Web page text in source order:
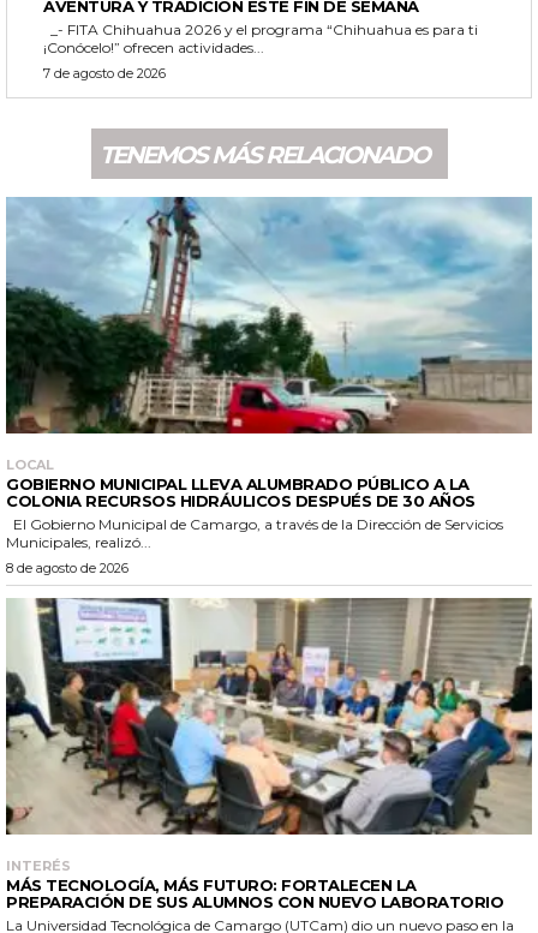
AVENTURA Y TRADICIÓN ESTE FIN DE SEMANA
¡Conócelo!” ofrecen actividades...
7 de agosto de 2026
TENEMOS MÁS RELACIONADO
LOCAL
GOBIERNO MUNICIPAL LLEVA ALUMBRADO PÚBLICO A LA
COLONIA RECURSOS HIDRÁULICOS DESPUÉS DE 30 AÑOS
Municipales, realizó...
8 de agosto de 2026
INTERÉS
MÁS TECNOLOGÍA, MÁS FUTURO: FORTALECEN LA
PREPARACIÓN DE SUS ALUMNOS CON NUEVO LABORATORIO
La Universidad Tecnológica de Camargo (UTCam) dio un nuevo paso en la